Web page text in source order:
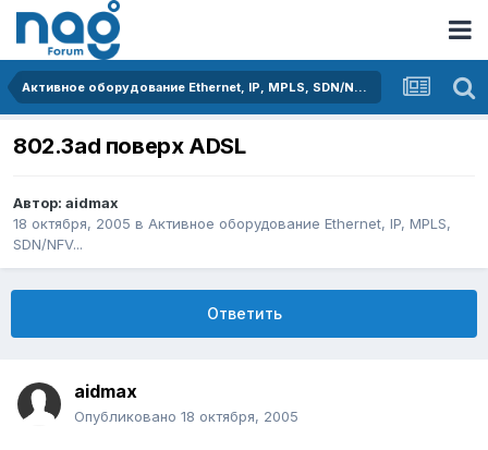
Активное оборудование Ethernet, IP, MPLS, SDN/NFV...
802.3ad поверх ADSL
Автор: aidmax
18 октября, 2005 в Активное оборудование Ethernet, IP, MPLS,
SDN/NFV...
Ответить
aidmax
Опубликовано 18 октября, 2005